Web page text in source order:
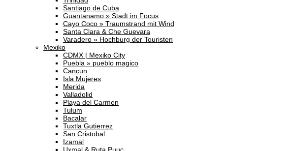
Santiago de Cuba
Guantanamo » Stadt im Focus
Cayo Coco » Traumstrand mit Wind
Santa Clara & Che Guevara
Varadero » Hochburg der Touristen
Mexiko
CDMX | Mexiko City
Puebla » pueblo magico
Cancun
Isla Mujeres
Merida
Valladolid
Playa del Carmen
Tulum
Bacalar
Tuxtla Gutierrez
San Cristobal
Izamal